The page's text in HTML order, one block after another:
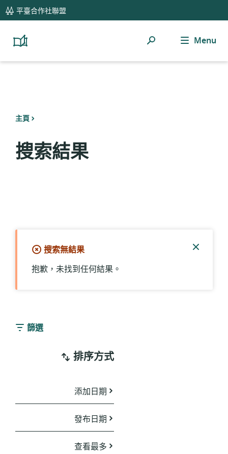
global
navigation
平臺合作社聯盟
Platform
Resource
搜
Menu
主頁
搜索結果
搜索無結果
抱歉，未找到任何結果。
篩選
排序方式
添加日期
發布日期
查看最多